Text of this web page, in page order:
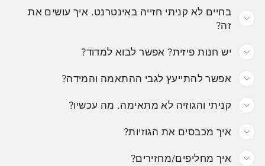
בחיים לא קניתי חזייה באינטרנט. איך עושים את
זה?
יש חנות פיזית? אפשר לבוא למדוד?
אפשר להתייעץ לגבי ההתאמה והמידה?
קניתי והגוזיה לא מתאימה. מה עכשיו?
איך מכבסים את הגוזיות?
איך מחליפים/מחזירים?